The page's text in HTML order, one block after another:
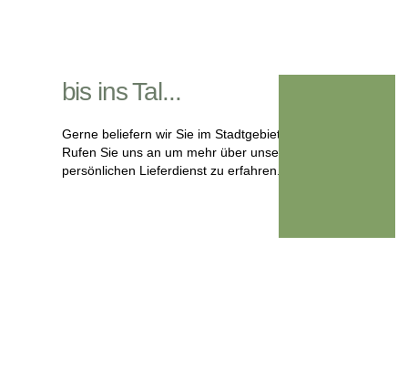
bis ins Tal...
Gerne beliefern wir Sie im Stadtgebiet von Nettetal.
Rufen Sie uns an um mehr über unseren
persönlichen Lieferdienst zu erfahren.